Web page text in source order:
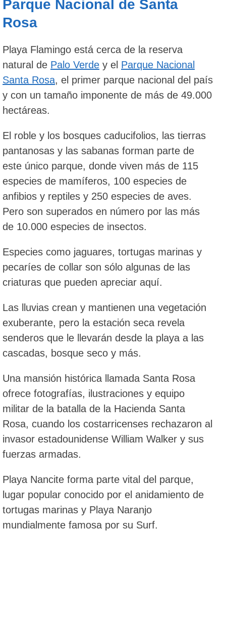
Parque Nacional de Santa
Rosa
Playa Flamingo está cerca de la reserva
natural de Palo Verde y el Parque Nacional
Santa Rosa, el primer parque nacional del país
y con un tamaño imponente de más de 49.000
hectáreas.
El roble y los bosques caducifolios, las tierras
pantanosas y las sabanas forman parte de
este único parque, donde viven más de 115
especies de mamíferos, 100 especies de
anfibios y reptiles y 250 especies de aves.
Pero son superados en número por las más
de 10.000 especies de insectos.
Especies como jaguares, tortugas marinas y
pecaríes de collar son sólo algunas de las
criaturas que pueden apreciar aquí.
Las lluvias crean y mantienen una vegetación
exuberante, pero la estación seca revela
senderos que le llevarán desde la playa a las
cascadas, bosque seco y más.
Una mansión histórica llamada Santa Rosa
ofrece fotografías, ilustraciones y equipo
militar de la batalla de la Hacienda Santa
Rosa, cuando los costarricenses rechazaron al
invasor estadounidense William Walker y sus
fuerzas armadas.
Playa Nancite forma parte vital del parque,
lugar popular conocido por el anidamiento de
tortugas marinas y Playa Naranjo
mundialmente famosa por su Surf.